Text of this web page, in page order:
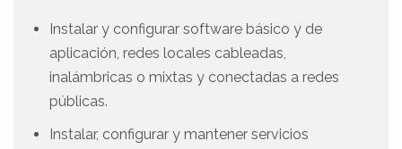
Instalar y configurar software básico y de
aplicación, redes locales cableadas,
inalámbricas o mixtas y conectadas a redes
públicas.
Instalar, configurar y mantener servicios